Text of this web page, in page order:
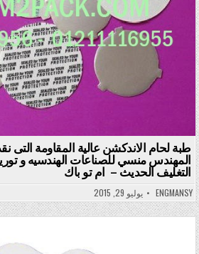
طبة لحام الاندكشن عالية المقاومة التى
المهندس منسي للصناعات الهندسيه و
التغليف الحديث – ام تو باك
ENGMANSY يوليو 29, 2015
Posted in